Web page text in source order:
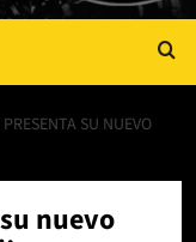
SU NUEVO
nuevo